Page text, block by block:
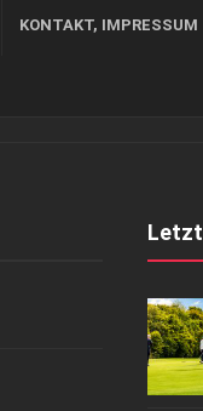
KONTAKT, IMPRESSUM